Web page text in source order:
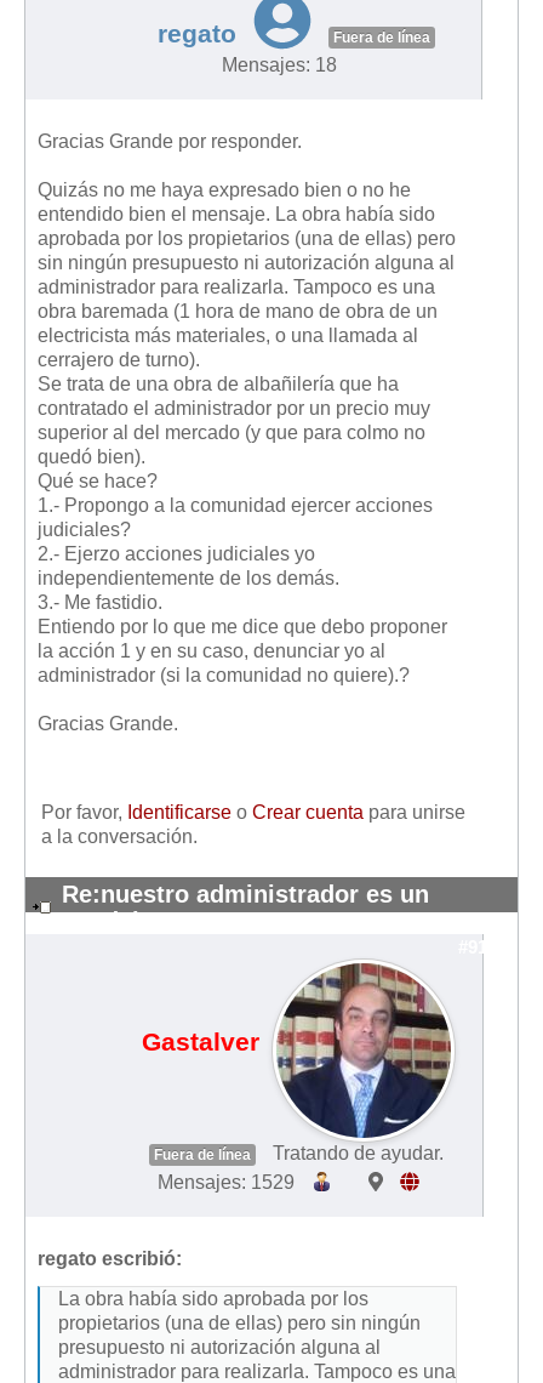
regato Fuera de línea
Mensajes: 18
Gracias Grande por responder.
Quizás no me haya expresado bien o no he
entendido bien el mensaje. La obra había sido
aprobada por los propietarios (una de ellas) pero
sin ningún presupuesto ni autorización alguna al
administrador para realizarla. Tampoco es una
obra baremada (1 hora de mano de obra de un
electricista más materiales, o una llamada al
cerrajero de turno).
Se trata de una obra de albañilería que ha
contratado el administrador por un precio muy
superior al del mercado (y que para colmo no
quedó bien).
Qué se hace?
1.- Propongo a la comunidad ejercer acciones
judiciales?
2.- Ejerzo acciones judiciales yo
independientemente de los demás.
3.- Me fastidio.
Entiendo por lo que me dice que debo proponer
la acción 1 y en su caso, denunciar yo al
administrador (si la comunidad no quiere).?
Gracias Grande.
Por favor, Identificarse o Crear cuenta para unirse
a la conversación.
Re:nuestro administrador es un
pendejo
#9110
Gastalver
Fuera de línea
Tratando de ayudar.
Mensajes: 1529
regato escribió:
La obra había sido aprobada por los
propietarios (una de ellas) pero sin ningún
presupuesto ni autorización alguna al
administrador para realizarla. Tampoco es una